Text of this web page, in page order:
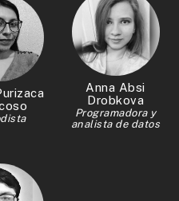
Anna Absi
Drobkova
Programadora y
analista de datos